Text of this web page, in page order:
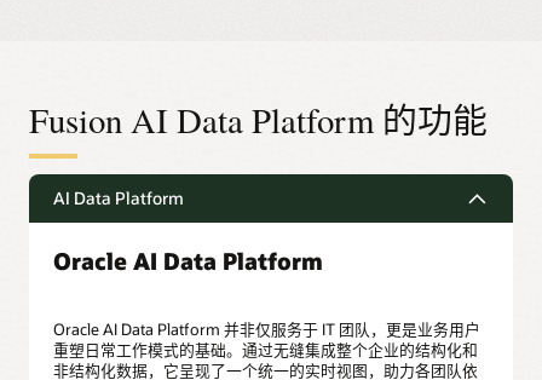
Fusion AI Data Platform 的功能
AI Data Platform
Oracle AI Data Platform
Oracle AI Data Platform 并非仅服务于 IT 团队，更是业务用户
重塑日常工作模式的基础。通过无缝集成整个企业的结构化和
非结构化数据，它呈现了一个统一的实时视图，助力各团队依